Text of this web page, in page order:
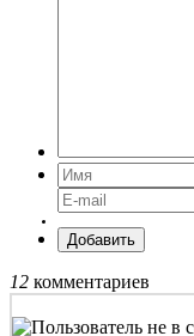
Добавить
12 комментариев